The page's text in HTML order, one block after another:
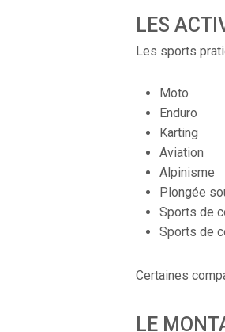
LES
Les sports
Moto
Enduro
Karting
Aviation
Alpinisme
Plongée
Sports de
Sports de
Certaines
LE